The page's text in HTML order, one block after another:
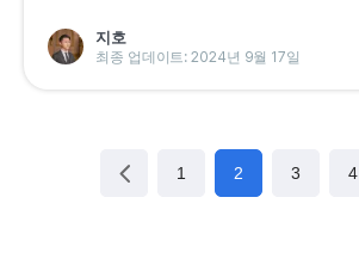
지호
최종 업데이트: 2024년 9월 17일
1 2 3 4